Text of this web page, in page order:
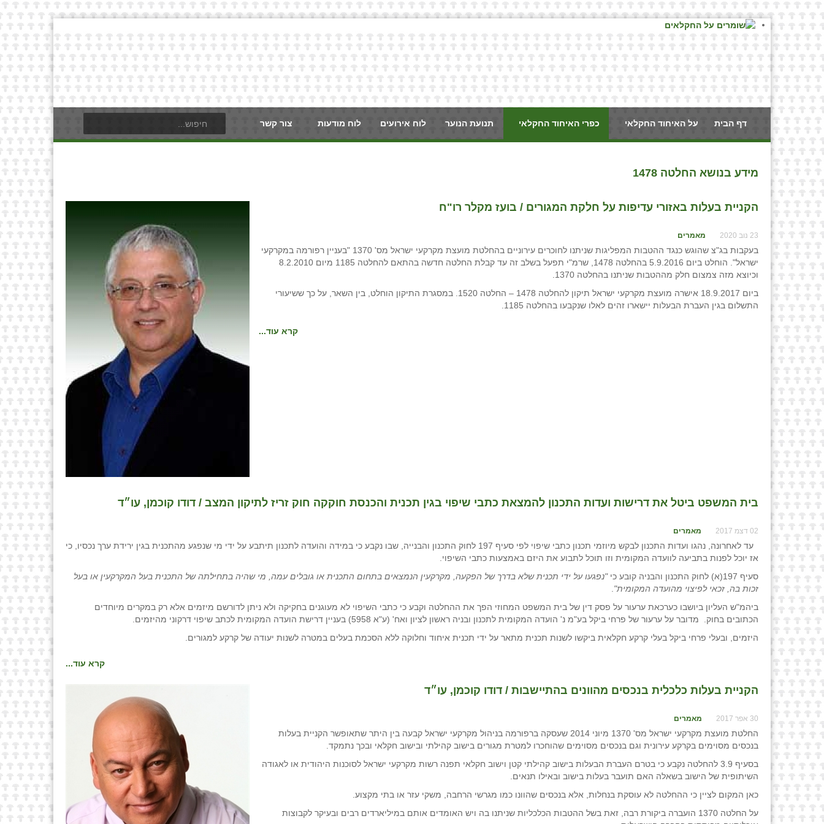
דף הבית על האיחוד החקלאי כפרי האיחוד החקלאי תנועת הנוער לוח אירועים לוח מודעות צור קשר
מידע בנושא החלטה 1478
הקניית בעלות באזורי עדיפות על חלקת המגורים / בועז מקלר רו"ח
23 נוב 2020 מאמרים
בעקבות בג"צ שהוגש כנגד ההטבות המפליגות שניתנו לחוכרים עירוניים בהחלטת מועצת מקרקעי ישראל מס' 1370 "בעניין רפורמה במקרקעי
ישראל". הוחלט ביום 5.9.2016 בהחלטה 1478, שרמ"י תפעל בשלב זה עד קבלת החלטה חדשה בהתאם להחלטה 1185 מיום 8.2.2010
וכיוצא מזה צמצום חלק מההטבות שניתנו בהחלטה 1370.
ביום 18.9.2017 אישרה מועצת מקרקעי ישראל תיקון להחלטה 1478 – החלטה 1520. במסגרת התיקון הוחלט, בין השאר, על כך ששיעורי
התשלום בגין העברת הבעלות יישארו זהים לאלו שנקבעו בהחלטה 1185.
קרא עוד...
בית המשפט ביטל את דרישות ועדות התכנון להמצאת כתבי שיפוי בגין תכנית והכנסת חוקקה חוק זריז לתיקון המצב / דודו קוכמן, עו״ד
02 דצמ 2017 מאמרים
עד לאחרונה, נהגו ועדות התכנון לבקש מיוזמי תכנון כתבי שיפוי לפי סעיף 197 לחוק התכנון והבנייה, שבו נקבע כי במידה והועדה לתכנון תיתבע על ידי מי שנפגע מהתכנית בגין ירידת ערך נכסיו, כי
אז יוכל לפנות בתביעה לוועדה המקומית וזו תוכל לתבוע את היזם באמצעות כתבי השיפוי.
סעיף 197(א) לחוק התכנון והבניה קובע כי
"נפגעו על ידי תכנית שלא בדרך של הפקעה, מקרקעין הנמצאים בתחום התכנית או גובלים עמה, מי שהיה בתחילתה של התכנית בעל המקרקעין או בעל
זכות בה, זכאי לפיצוי מהועדה המקומית"
ביהמ"ש העליון ביושבו כערכאת ערעור על פסק דין של בית המשפט המחוזי הפך את ההחלטה וקבע כי כתבי השיפוי לא מעוגנים בחקיקה ולא ניתן לדורשם מיזמים אלא רק במקרים מיוחדים
הכתובים בחוק. מדובר על ערעור של פרחי ביקל בע"מ נ' הועדה המקומית לתכנון ובניה ראשון לציון ואח' (ע"א 5958) בעניין דרישת הועדה המקומית לכתב שיפוי דרקוני מהיזמים.
היזמים, ובעלי פרחי ביקל בעלי קרקע חקלאית ביקשו לשנות תכנית מתאר על ידי תכנית איחוד וחלוקה ללא הסכמת בעלים במטרה לשנות יעודה של קרקע למגורים.
קרא עוד...
הקניית בעלות כלכלית בנכסים מהוונים בהתיישבות / דודו קוכמן, עו״ד
30 אפר 2017 מאמרים
החלטת מועצת מקרקעי ישראל מס' 1370 מיוני 2014 שעסקה ברפורמה בניהול מקרקעי ישראל קבעה בין היתר שתאופשר הקניית בעלות
בנכסים מסוימים בקרקע עירונית וגם בנכסים מסוימים שהוחכרו למטרת מגורים בישוב קהילתי ובישוב חקלאי ובכך נתמקד.
בסעיף 3.9 להחלטה נקבע כי בטרם העברת הבעלות בישוב קהילתי קטן וישוב חקלאי תפנה רשות מקרקעי ישראל לסוכנות היהודית או לאגודה
השיתופית של הישוב בשאלה האם תועבר בעלות בישוב ובאילו תנאים.
כאן המקום לציין כי ההחלטה לא עוסקת בנחלות, אלא בנכסים שהוונו כמו מגרשי הרחבה, משקי עזר או בתי מקצוע.
על החלטה 1370 הועברה ביקורת רבה, זאת בשל ההטבות הכלכליות שניתנו בה ויש האומדים אותם במיליארדים רבים ובעיקר לקבוצות